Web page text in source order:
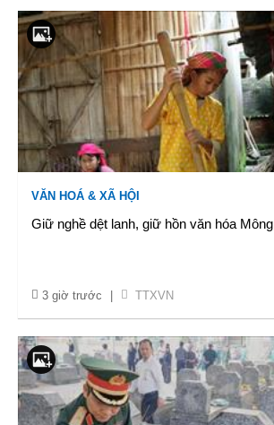
VĂN HOÁ & XÃ HỘI
Giữ nghề dệt lanh, giữ hồn văn hóa Mông
3 giờ trước TTXVN